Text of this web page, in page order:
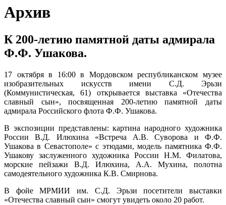
Архив
К 200-летию памятной даты адмирала
Ф.Ф. Ушакова.
17 октября в 16:00 в Мордовском республиканском музее
изобразительных искусств имени С.Д. Эрьзи
(Коммунистическая, 61) открывается выставка «Отечества
славный сын», посвященная 200-летию памятной даты
адмирала Российского флота Ф.Ф. Ушакова.
В экспозиции представлены: картина народного художника
России В.Д. Илюхина «Встреча А.В. Суворова и Ф.Ф.
Ушакова в Севастополе» с этюдами, модель памятника Ф.Ф.
Ушакову заслуженного художника России Н.М. Филатова,
морские пейзажи В.Д. Илюхина, А.А. Мухина, полотна
самодеятельного художника К.В. Смирнова.
В фойе МРМИИ им. С.Д. Эрьзи посетители выставки
«Отечества славный сын» смогут увидеть около 20 работ.